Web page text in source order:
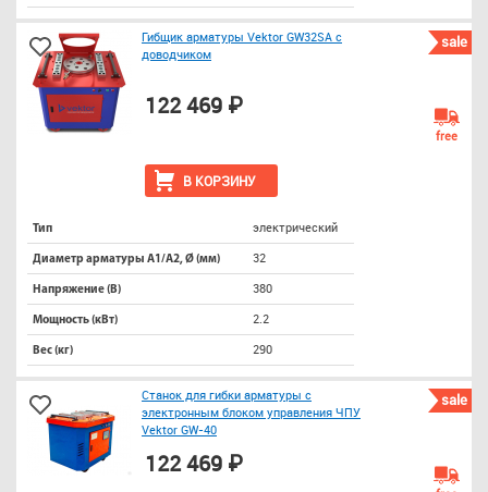
sale
Гибщик арматуры Vektor GW32SA с
доводчиком
В КОРЗИНУ
122 469 ₽
free
Тип электрический
Диаметр арматуры А1/А2, Ø (мм) 32
Напряжение (В) 380
Мощность (кВт) 2.2
Вес (кг) 290
sale
Станок для гибки арматуры с
электронным блоком управления ЧПУ
Vektor GW-40
122 469 ₽